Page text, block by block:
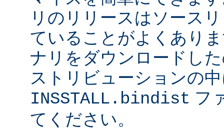
リのリリースはソース
ていることがよくあり
ナリをダウンロードし
ストリビューションの
INSSTALL.bindist フ
てください。